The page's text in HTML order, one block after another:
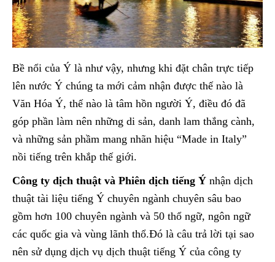
Bề nổi của Ý là như vậy, nhưng khi đặt chân trực tiếp
lên nước Ý chúng ta mới cảm nhận được thế nào là
Văn Hóa Ý, thế nào là tâm hồn người Ý, điều đó đã
góp phần làm nên những di sản, danh lam thắng cành,
và những sản phầm mang nhãn hiệu “Made in Italy”
nồi tiếng trên khắp thế giới.
Công ty dịch thuật và Phiên dịch tiếng Ý nhận dịch
thuật tài liệu tiếng Ý chuyên ngành chuyên sâu bao
gồm hơn 100 chuyên ngành và 50 thổ ngữ, ngôn ngữ
các quốc gia và vùng lãnh thổ.Đó là câu trả lời tại sao
nên sử dụng dịch vụ dịch thuật tiếng Ý của công ty